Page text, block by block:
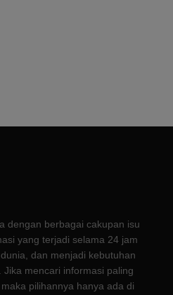
dengan berbagai cakupan isu
yang terjadi selama 24 jam
dan menjadi kebutuhan
mencari informasi paling
pilihannya hanya ada di